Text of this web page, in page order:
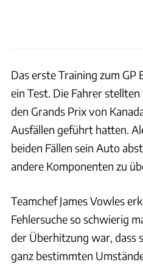
Das erste Training zum
ein Test. Die Fahrer
den Grands Prix von
Ausfällen geführt hatten.
beiden Fällen sein Auto
andere Komponenten zu
Teamchef James Vowles
Fehlersuche so schwierig
der Überhitzung war, dass
ganz bestimmten